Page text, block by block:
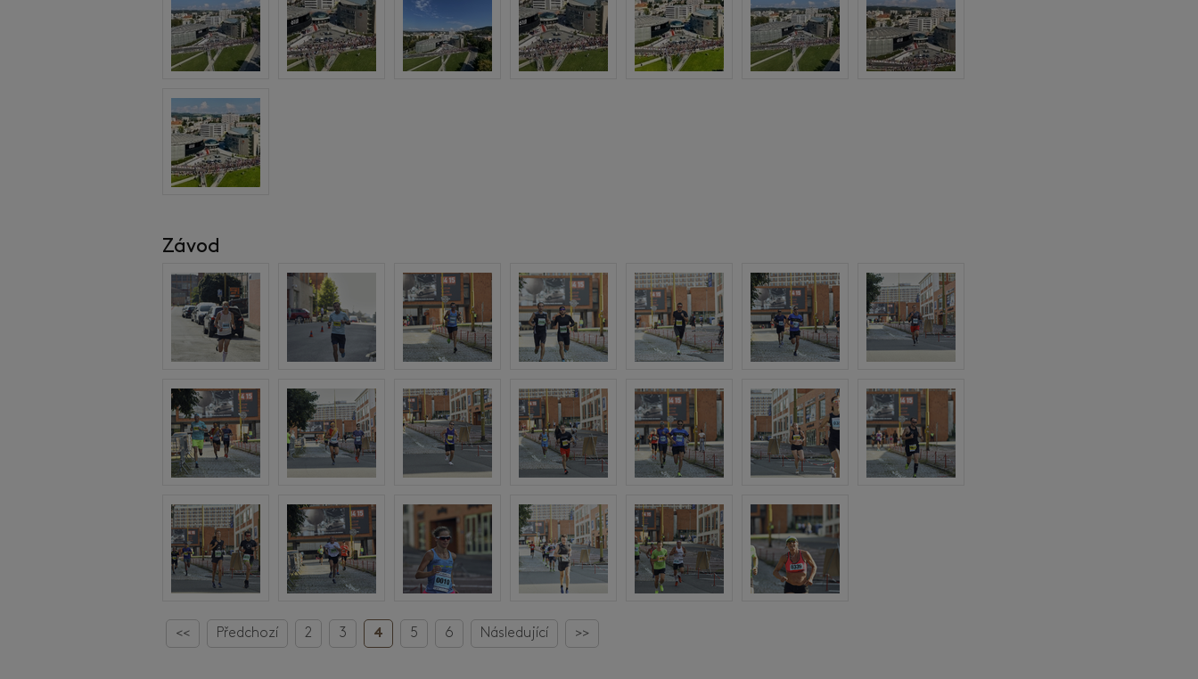
Závod
<< Předchozí 2 3 4 5 6 Následující >>